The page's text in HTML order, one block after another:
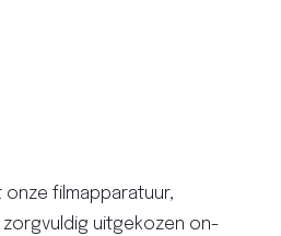
onze filmapparatuur,
uitgekozen on-